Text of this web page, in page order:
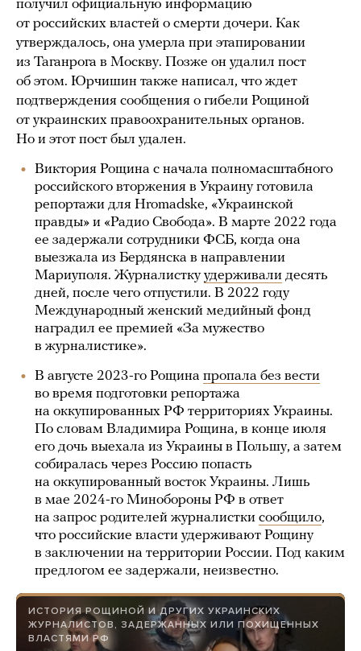
получил официальную информацию
от российских властей о смерти дочери. Как
утверждалось, она умерла при этапировании
из Таганрога в Москву. Позже он удалил пост
об этом. Юрчишин также написал, что ждет
подтверждения сообщения о гибели Рощиной
от украинских правоохранительных органов.
Но и этот пост был удален.
Виктория Рощина с начала полномасштабного
российского вторжения в Украину готовила
репортажи для Hromadske, «Украинской
правды» и «Радио Свобода». В марте 2022 года
ее задержали сотрудники ФСБ, когда она
выезжала из Бердянска в направлении
Мариуполя. Журналисткуудерживали десять
дней, после чего отпустили. В 2022 году
Международный женский медийный фонд
наградил ее премией «За мужество
в журналистике».
В августе 2023-го Рощина пропала без вести
во время подготовки репортажа
на оккупированных РФ территориях Украины.
По словам Владимира Рощина, в конце июля
его дочь выехала из Украины в Польшу, а затем
собиралась через Россию попасть
на оккупированный восток Украины. Лишь
в мае 2024-го Минобороны РФ в ответ
на запрос родителей журналистки сообщило,
что российские власти удерживают Рощину
в заключении на территории России. Под каким
предлогом ее задержали, неизвестно.
ИСТОРИЯ РОЩИНОЙ И ДРУГИХ УКРАИНСКИХ
ЖУРНАЛИСТОВ, ЗАДЕРЖАННЫХ ИЛИ ПОХИЩЕННЫХ
ВЛАСТЯМИ РФ